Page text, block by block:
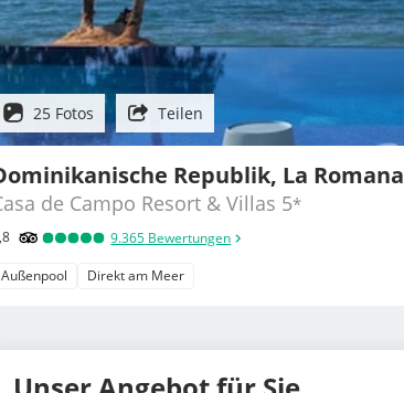
25 Fotos Teilen
Republik, La Romana
de Campo Resort & Villas 5*
9.365 Bewertungen
Außenpool Direkt am Meer